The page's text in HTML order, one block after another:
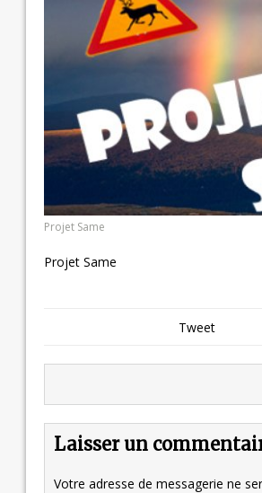
Projet Same
Projet Same
Tweet
Laisser un
Votre adresse de messagerie ne